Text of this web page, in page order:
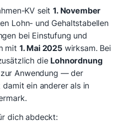
KV seit1. November
Lohn- und Gehaltstabellen
bei Einstufung und
mit 1. Mai 2025wirksam. Bei
die Lohnordnung
Anwendung — der
ein anderer als in
dich abdeckt: